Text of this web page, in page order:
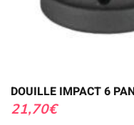
DOUILLE IMPACT 6
21,70€